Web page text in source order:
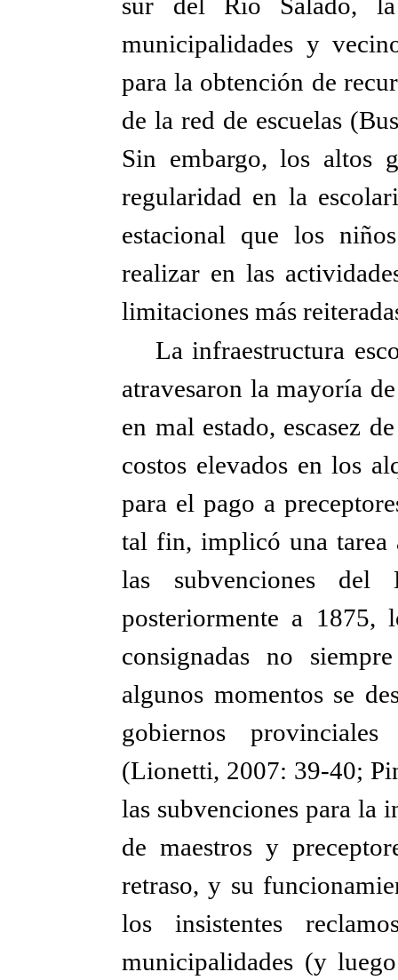
municipalidades y
para la obtención de
de la red de escuelas
Sin embargo, los altos
regularidad en la
estacional que los
realizar en las
limitaciones más
La infraestructura
atravesaron la mayoría
en mal estado, escasez
costos elevados en los
para el pago a
tal fin, implicó una tarea
las subvenciones del
posteriormente a 1875,
consignadas no
algunos momentos se
gobiernos
(Lionetti, 2007: 39-40;
las subvenciones para la
de maestros y
retraso, y su
los insistentes
municipalidades (y